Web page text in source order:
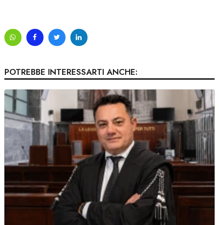
POTREBBE INTERESSARTI ANCHE: